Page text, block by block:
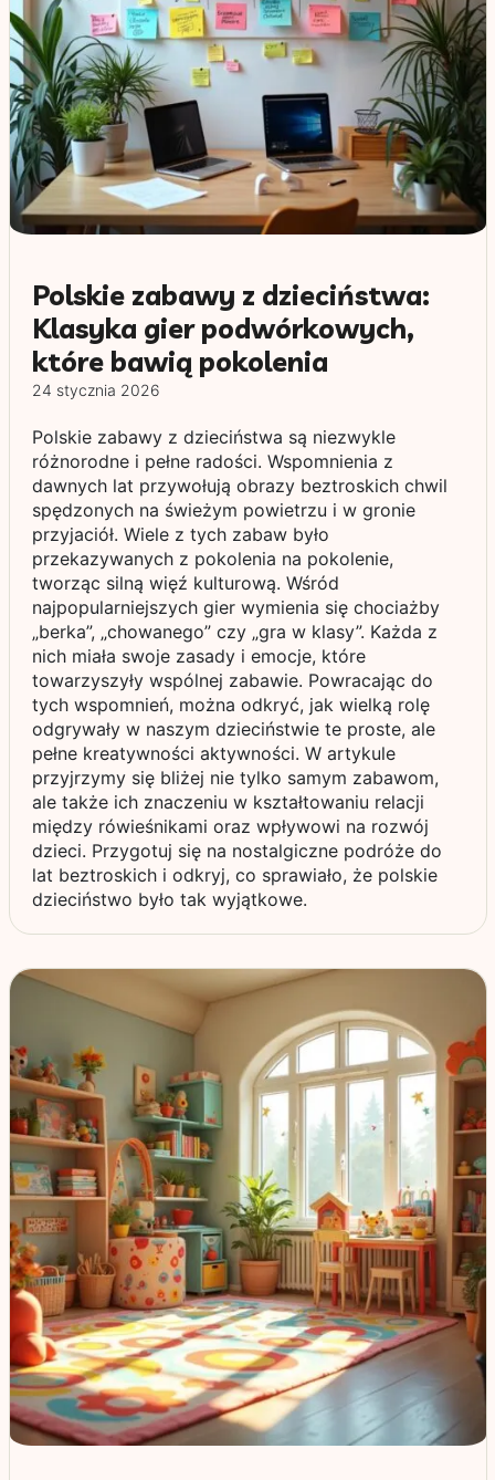
Polskie zabawy z dzieciństwa:
Klasyka gier podwórkowych,
które bawią pokolenia
24 stycznia 2026
Polskie zabawy z dzieciństwa są niezwykle
różnorodne i pełne radości. Wspomnienia z
dawnych lat przywołują obrazy beztroskich chwil
spędzonych na świeżym powietrzu i w gronie
przyjaciół. Wiele z tych zabaw było
przekazywanych z pokolenia na pokolenie,
tworząc silną więź kulturową. Wśród
najpopularniejszych gier wymienia się chociażby
„berka”, „chowanego” czy „gra w klasy”. Każda z
nich miała swoje zasady i emocje, które
towarzyszyły wspólnej zabawie. Powracając do
tych wspomnień, można odkryć, jak wielką rolę
odgrywały w naszym dzieciństwie te proste, ale
pełne kreatywności aktywności. W artykule
przyjrzymy się bliżej nie tylko samym zabawom,
ale także ich znaczeniu w kształtowaniu relacji
między rówieśnikami oraz wpływowi na rozwój
dzieci. Przygotuj się na nostalgiczne podróże do
lat beztroskich i odkryj, co sprawiało, że polskie
dzieciństwo było tak wyjątkowe.